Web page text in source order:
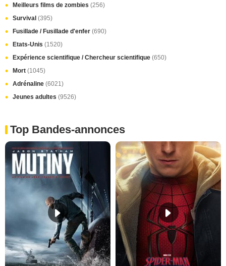
Meilleurs films de zombies (256)
Survival (395)
Fusillade / Fusillade d'enfer (690)
Etats-Unis (1520)
Expérience scientifique / Chercheur scientifique (650)
Mort (1045)
Adrénaline (6021)
Jeunes adultes (9526)
Top Bandes-annonces